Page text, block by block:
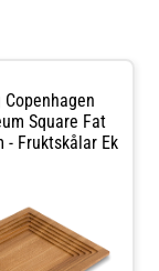
Copenhagen
Square Fat
- Fruktskålar Ek